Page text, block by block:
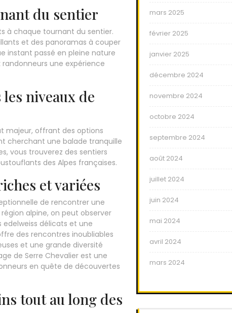
du sentier
à chaque tournant du sentier.
et des panoramas à couper
instant passé en pleine nature
une expérience
niveaux de
majeur, offrant des options
cherchant une balade tranquille
vous trouverez des sentiers
des Alpes françaises.
et variées
de rencontrer une
alpine, on peut observer
edelweiss délicats et une
des rencontres inoubliables
et une grande diversité
de Serre Chevalier est une
en quête de découvertes
tout au long des
mars 2025
février 2025
janvier 2025
décembre 2024
novembre 2024
octobre 2024
septembre 2024
août 2024
juillet 2024
juin 2024
mai 2024
avril 2024
mars 2024